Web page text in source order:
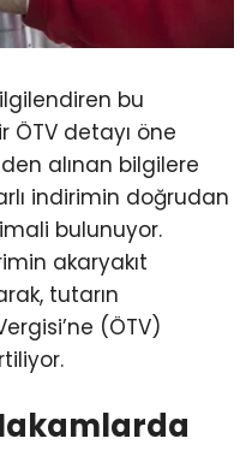
bu
ÖTV detayı öne
alınan bilgilere
indirimin doğrudan
bulunuyor.
akaryakıt
tutarın
(ÖTV)